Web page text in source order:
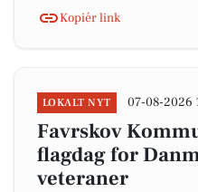
Kopiér link
LOKALT NYT 07-08-2026
Favrskov
flagdag for
veteraner